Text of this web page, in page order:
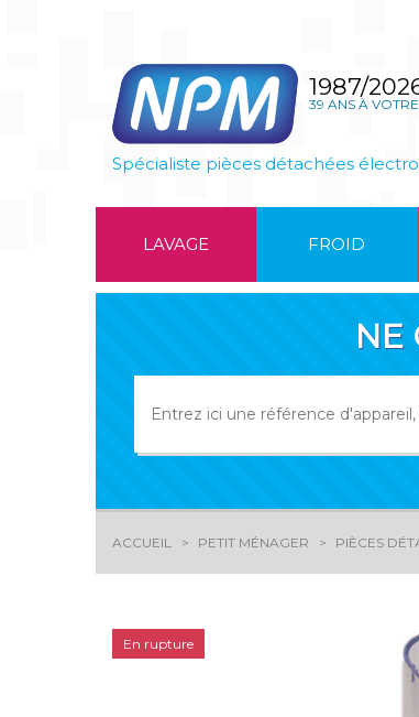
1987/
39 ANS À
Spécialiste pièces détachées
LAVAGE FROID
NE
ACCUEIL PETIT MÉNAGER PIÈCES
En rupture